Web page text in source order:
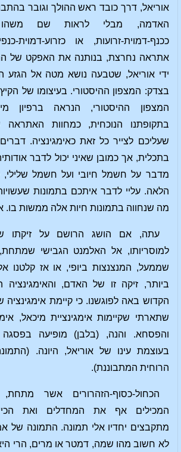
אוריאל, דרך כובד ראש ההולך וגובר
האדמה, מבלי לראות שם משהו
ככנף-דמוית-זרועות, או כזרוע-דמוית-
אתראה נחרצת, בנותנה את האפקט של
ידי אוריאל, שטבעה נושא מטה אל הגזע
בצדק: המצפון ההיסטורי. בעיצומו של
המצפון ההיסטורי, הנראה ברפיון
בתקופתנו הנוכחית, כמחוות האתראה
שעליכם לצייר כל זאת כאימגינציה.
בתכלית, אך כמובן שאיני יכול לדבר
מדבר על חשמל חיובי ועל חשמל שלילי,
הלאה. עליי לדבר איתכם בתמונות
מה שנחווה בתמונות חיות אלה ממשות בו.
עתה, אם הושג הרושם על זיקתו
למוסריותו, אל האלמנט הגבישי
שממעל, המנצנצות ביופי, או אז קלטנו אל
ביותר, זיקה זו של האדם, והאימגינציה
הקדוש באה לפוגשנו. כי קיימת אימגינציה
שתארתי שקיימות אימגינציית מיכאל,
והפסחא. והנה, (בלבן) מופיעה
בעוצמת עינו של אוריאל, היונה.
הרוחית המתבוננת).
הכחול-כסוף-הזהרורים אשר
המכילים אף את המחדלים ואת
מתקבצים יחדיו אלי תמונה. התמונה של
לא חשוב מהו שמה, דמטר או מרים, הרי